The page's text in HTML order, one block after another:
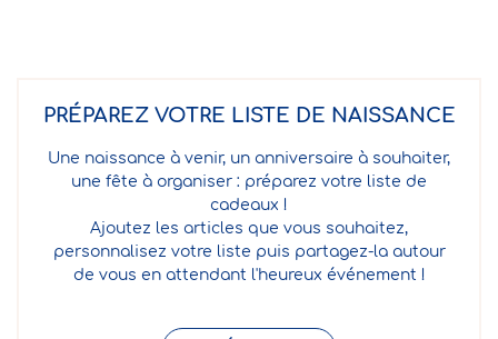
PRÉPAREZ VOTRE LISTE DE NAISSANCE
Une naissance à venir, un anniversaire à souhaiter,
une fête à organiser : préparez votre liste de
cadeaux !
Ajoutez les articles que vous souhaitez,
personnalisez votre liste puis partagez-la autour
de vous en attendant l'heureux événement !